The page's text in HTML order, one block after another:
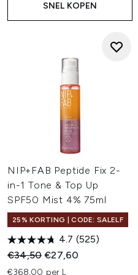
SNEL KOPEN
NIP+FAB Peptide Fix 2-
in-1 Tone & Top Up
SPF50 Mist 4% 75ml
25% KORTING | CODE: SALELF
4.7 (525)
Recommended Retail Price:
€34,50Huidige prijs:
€27,60
€368,00 per L